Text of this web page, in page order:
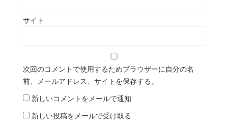
サイト
次回のコメントで使用するためブラウザーに自分の名
前、メールアドレス、サイトを保存する。
新しいコメントをメールで通知
新しい投稿をメールで受け取る